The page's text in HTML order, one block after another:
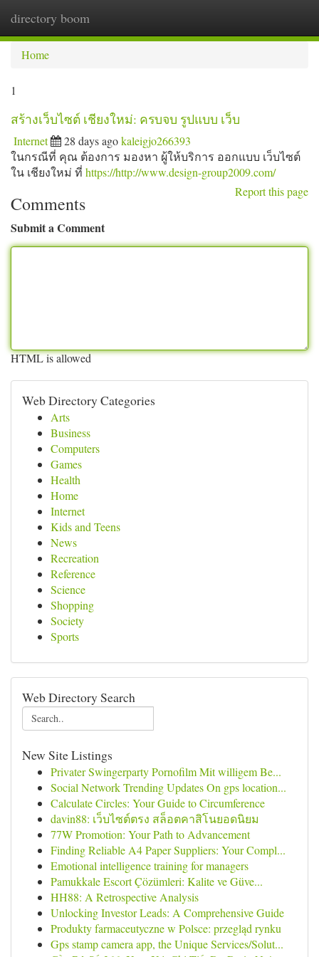
directory boom
Home
1
สร้างเว็บไซต์ เชียงใหม่: ครบจบ รูปแบบ เว็บ
Internet 28 days agokaleigjo266393
ในกรณีที่ คุณ ต้องการ มองหา ผู้ให้บริการ ออกแบบ เว็บไซต์
ใน เชียงใหม่ ที่ https://http://www.design-group2009.com/
Report this page
Comments
Submit a Comment
HTML is allowed
Web Directory Categories
Arts
Business
Computers
Games
Health
Home
Internet
Kids and Teens
News
Recreation
Reference
Science
Shopping
Society
Sports
Web Directory Search
New Site Listings
Privater Swingerparty Pornofilm Mit willigem Be...
Social Network Trending Updates On gps location...
Calculate Circles: Your Guide to Circumference
davin88: เว็บไซต์ตรง สล็อตคาสิโนยอดนิยม
77W Promotion: Your Path to Advancement
Finding Reliable A4 Paper Suppliers: Your Compl...
Emotional intelligence training for managers
Pamukkale Escort Çözümleri: Kalite ve Güve...
HH88: A Retrospective Analysis
Unlocking Investor Leads: A Comprehensive Guide
Produkty farmaceutyczne w Polsce: przegląd rynku
Gps stamp camera app, the Unique Services/Solut...